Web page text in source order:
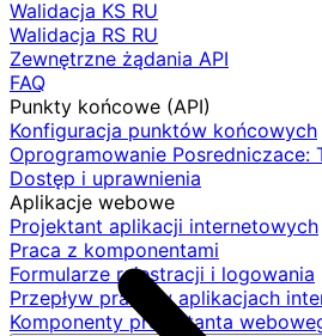
Walidacja KS RU
Walidacja RS RU
Zewnętrzne żądania API
FAQ
Punkty końcowe (API)
Konfiguracja punktów końcowych
Oprogramowanie Posredniczace:
Dostęp i uprawnienia
Aplikacje webowe
Projektant aplikacji internetowych
Praca z komponentami
Formularze rejestracji i logowania
Przepływ pracy w aplikacjach
Komponenty projektanta